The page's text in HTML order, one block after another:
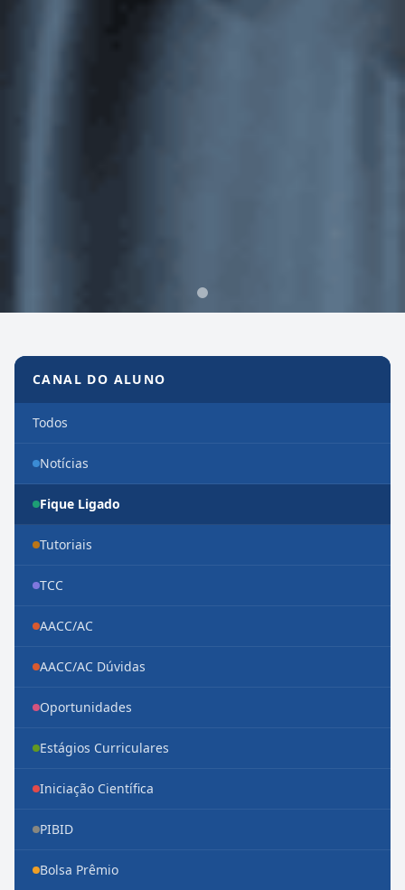
CANAL DO ALUNO
Todos
Notícias
Fique Ligado
Tutoriais
TCC
AACC/AC
AACC/AC Dúvidas
Oportunidades
Estágios Curriculares
Iniciação Científica
PIBID
Bolsa Prêmio